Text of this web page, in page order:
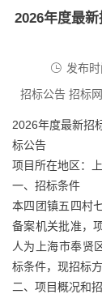
2026年度最
发布
招标公告 招标
2026年度最新招
标公告
项目所在地区：
一、招标条件
本四团镇五四村
备案机关批准，
人为上海市奉贤
标条件，现招标
二、项目概况和